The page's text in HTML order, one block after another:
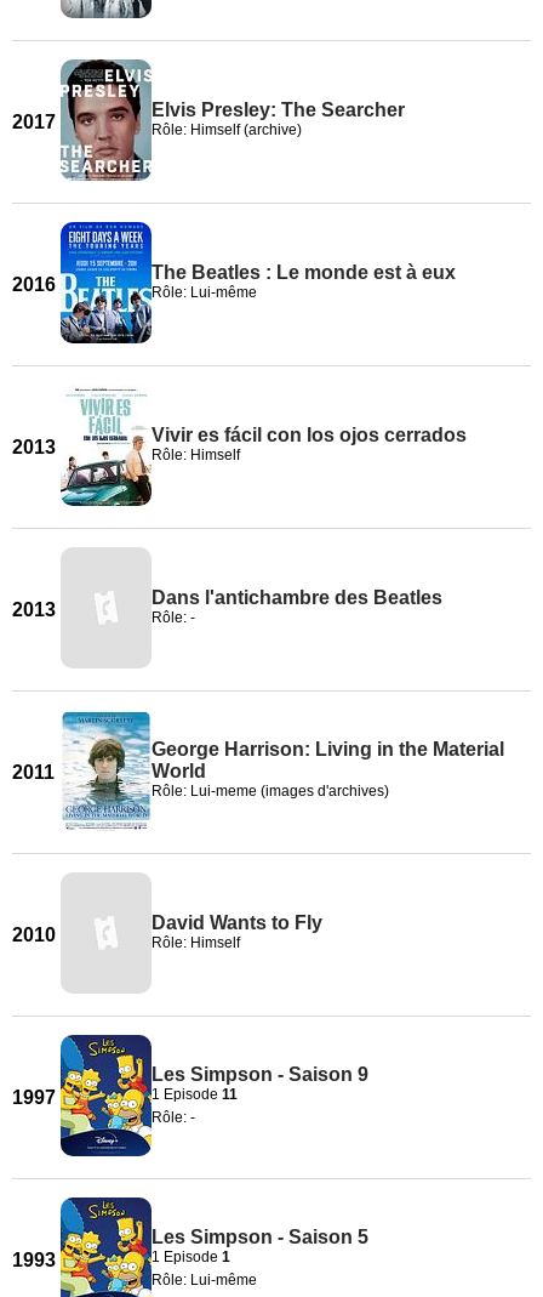
2017
Elvis Presley: The Searcher
Rôle: Himself (archive)
2016
The Beatles : Le monde est à eux
Rôle: Lui-même
2013
Vivir es fácil con los ojos cerrados
Rôle: Himself
2013
Dans l'antichambre des Beatles
Rôle: -
2011
George Harrison: Living in the Material
World
Rôle: Lui-meme (images d'archives)
2010
David Wants to Fly
Rôle: Himself
1997
Les Simpson - Saison 9
1 Episode 11
Rôle: -
1993
Les Simpson - Saison 5
1 Episode 1
Rôle: Lui-même